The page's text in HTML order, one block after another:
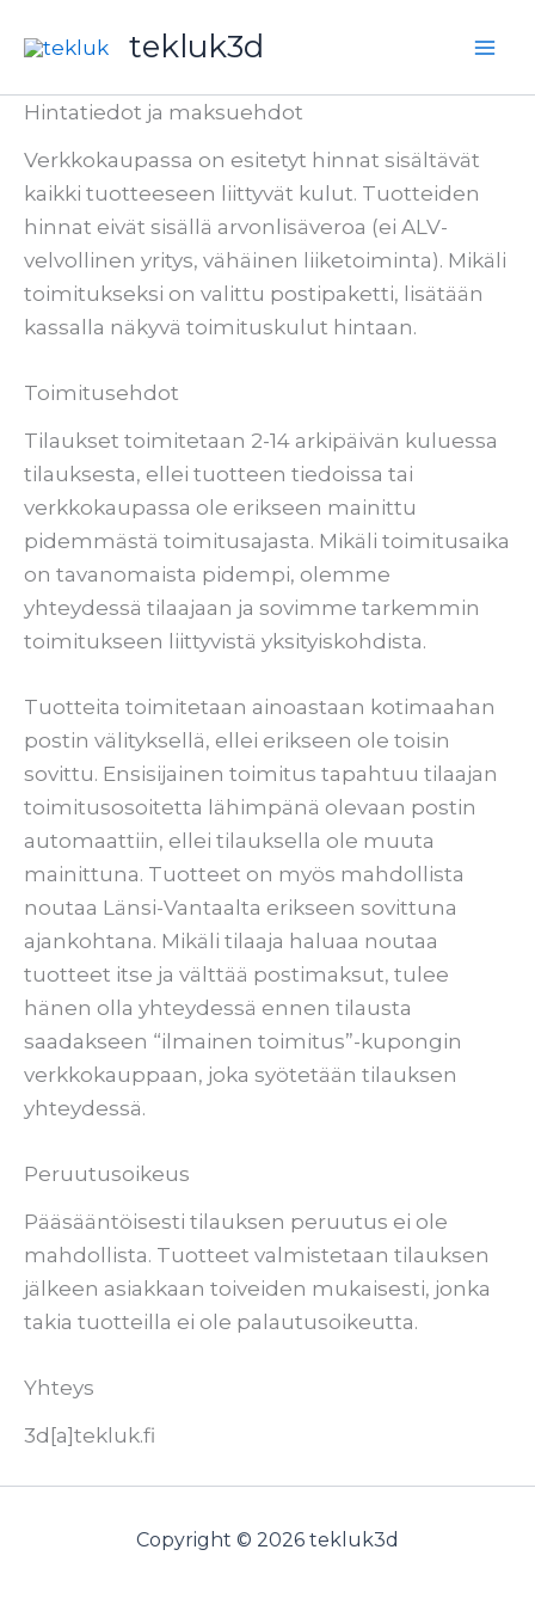
sisältöön
tekluk3d
Hintatiedot ja maksuehdot
Verkkokaupassa on esitetyt hinnat sisältävät
kaikki tuotteeseen liittyvät kulut. Tuotteiden
hinnat eivät sisällä arvonlisäveroa (ei ALV-
velvollinen yritys, vähäinen liiketoiminta). Mikäli
toimitukseksi on valittu postipaketti, lisätään
kassalla näkyvä toimituskulut hintaan.
Toimitusehdot
Tilaukset toimitetaan 2-14 arkipäivän kuluessa
tilauksesta, ellei tuotteen tiedoissa tai
verkkokaupassa ole erikseen mainittu
pidemmästä toimitusajasta. Mikäli toimitusaika
on tavanomaista pidempi, olemme
yhteydessä tilaajaan ja sovimme tarkemmin
toimitukseen liittyvistä yksityiskohdista.
Tuotteita toimitetaan ainoastaan kotimaahan
postin välityksellä, ellei erikseen ole toisin
sovittu. Ensisijainen toimitus tapahtuu tilaajan
toimitusosoitetta lähimpänä olevaan postin
automaattiin, ellei tilauksella ole muuta
mainittuna. Tuotteet on myös mahdollista
noutaa Länsi-Vantaalta erikseen sovittuna
ajankohtana. Mikäli tilaaja haluaa noutaa
tuotteet itse ja välttää postimaksut, tulee
hänen olla yhteydessä ennen tilausta
saadakseen “ilmainen toimitus”-kupongin
verkkokauppaan, joka syötetään tilauksen
yhteydessä.
Peruutusoikeus
Pääsääntöisesti tilauksen peruutus ei ole
mahdollista. Tuotteet valmistetaan tilauksen
jälkeen asiakkaan toiveiden mukaisesti, jonka
takia tuotteilla ei ole palautusoikeutta.
Yhteys
3d[a]tekluk.fi
Copyright © 2026 tekluk3d